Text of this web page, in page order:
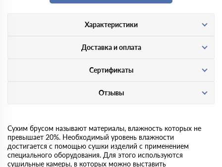
Характеристики
Доставка и оплата
Сертификаты
Отзывы
Сухим брусом называют материалы, влажность которых не
превышает 20%. Необходимый уровень влажности
достигается с помощью сушки изделий с применением
специального оборудования. Для этого используются
сушильные камеры, в которых можно выставить